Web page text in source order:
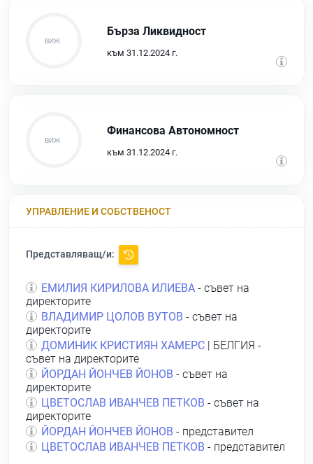
Бърза Ликвидност
към 31.12.2024 г.
Финансова Автономност
към 31.12.2024 г.
УПРАВЛЕНИЕ И СОБСТВЕНОСТ
Представляващ/и:
ЕМИЛИЯ КИРИЛОВА ИЛИЕВА - съвет на
директорите
ВЛАДИМИР ЦОЛОВ ВУТОВ - съвет на
директорите
ДОМИНИК КРИСТИЯН ХАМЕРС | БЕЛГИЯ -
съвет на директорите
ЙОРДАН ЙОНЧЕВ ЙОНОВ - съвет на
директорите
ЦВЕТОСЛАВ ИВАНЧЕВ ПЕТКОВ - съвет на
директорите
ЙОРДАН ЙОНЧЕВ ЙОНОВ - представител
ЦВЕТОСЛАВ ИВАНЧЕВ ПЕТКОВ - представител